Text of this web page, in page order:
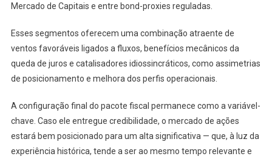
Mercado de Capitais e entre bond-proxies reguladas.
Esses segmentos oferecem uma combinação atraente de
ventos favoráveis ligados a fluxos, benefícios mecânicos da
queda de juros e catalisadores idiossincráticos, como assimetrias
de posicionamento e melhora dos perfis operacionais.
A configuração final do pacote fiscal permanece como a variável-
chave. Caso ele entregue credibilidade, o mercado de ações
estará bem posicionado para um alta significativa — que, à luz da
experiência histórica, tende a ser ao mesmo tempo relevante e